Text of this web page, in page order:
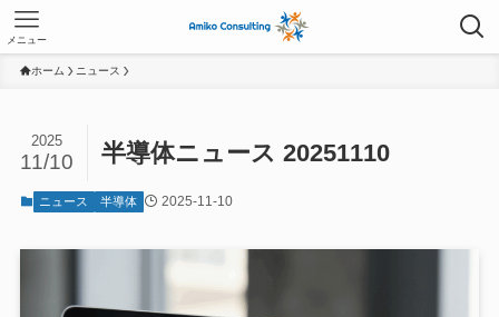
メニュー
ホーム ニュース
半導体ニュース 20251110
2025
11/10
ニュース 半導体 2025-11-10